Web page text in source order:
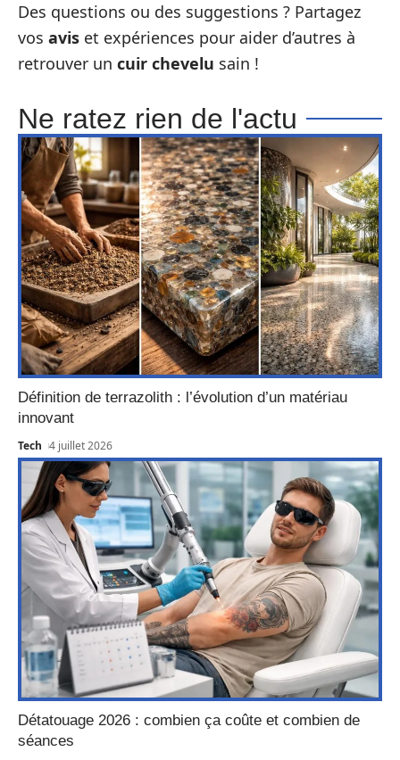
Des questions ou des suggestions ? Partagez
vos avis et expériences pour aider d’autres à
retrouver un cuir chevelu sain !
Ne ratez rien de l'actu
Définition de terrazolith : l’évolution d’un matériau
innovant
Tech 4 juillet 2026
Détatouage 2026 : combien ça coûte et combien de
séances